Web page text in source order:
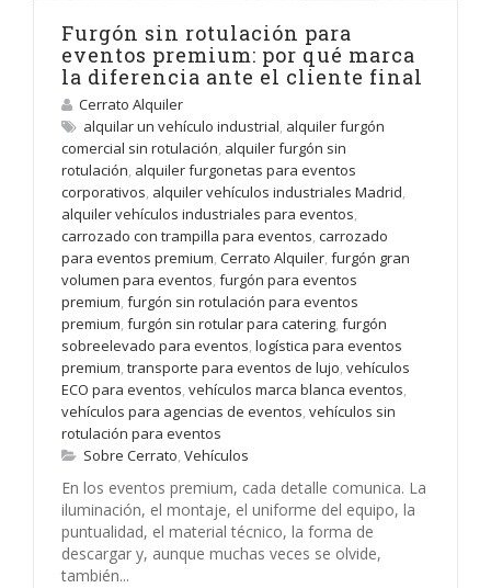
Furgón sin rotulación para
eventos premium: por qué marca
la diferencia ante el cliente final
Cerrato Alquiler
alquilar un vehículo industrial, alquiler furgón
comercial sin rotulación, alquiler furgón sin
rotulación, alquiler furgonetas para eventos
corporativos, alquiler vehículos industriales Madrid,
alquiler vehículos industriales para eventos,
carrozado con trampilla para eventos, carrozado
para eventos premium, Cerrato Alquiler, furgón gran
volumen para eventos, furgón para eventos
premium, furgón sin rotulación para eventos
premium, furgón sin rotular para catering, furgón
sobreelevado para eventos, logística para eventos
premium, transporte para eventos de lujo, vehículos
ECO para eventos, vehículos marca blanca eventos,
vehículos para agencias de eventos, vehículos sin
rotulación para eventos
Sobre Cerrato, Vehículos
En los eventos premium, cada detalle comunica. La
iluminación, el montaje, el uniforme del equipo, la
puntualidad, el material técnico, la forma de
descargar y, aunque muchas veces se olvide,
también...